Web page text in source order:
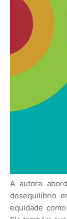
A autora
desequilíbrio
equidade